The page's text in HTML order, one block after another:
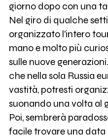
giorno dopo con una
Nel giro di qualche
organizzato l'intero
mano e molto più
sulle nuove
che nella sola Russia
vastità, potresti
suonando una volta al
Poi, sembrerà
facile trovare una data